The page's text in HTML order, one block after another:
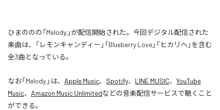
ひまののの「Melody.」が配信開始された。今回デジタル配信された
楽曲は、「レモンキャンディー」「Blueberry Love」「ヒカリヘ」を含む
全3曲となっている。
なお「Melody. 」は、 Apple Music、 Spotify、 LINE MUSIC、 YouTube
Music、 Amazon Music Unlimitedなどの音楽配信サービスで聴くこと
ができる。